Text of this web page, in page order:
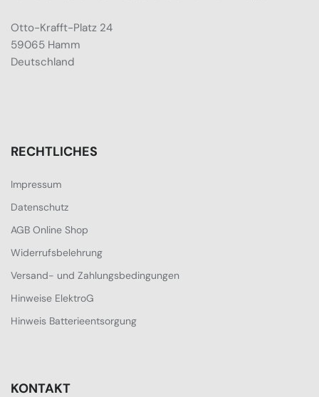
Otto-Krafft-Platz 24
59065 Hamm
Deutschland
RECHTLICHES
Impressum
Datenschutz
AGB Online Shop
Widerrufsbelehrung
Versand- und Zahlungsbedingungen
Hinweise ElektroG
Hinweis Batterieentsorgung
KONTAKT